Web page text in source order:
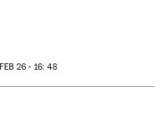
26 - 16: 48